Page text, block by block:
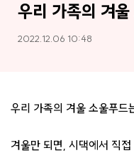
우리 가족의 겨
2022.12.06 10:48
우리 가족의 겨울 소울푸드
겨울만 되면, 시댁에서 직